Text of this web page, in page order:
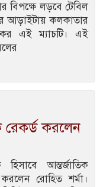
বিপক্ষে লড়বে টেবিল
আড়াইটায় কলকাতার
এই ম্যাচটি। এই
রেকর্ড করলেন
আন্তর্জাতিক
রোহিত শর্মা।